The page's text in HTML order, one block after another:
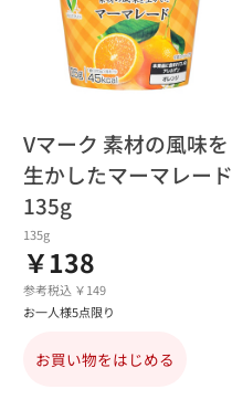
Vマーク 素材の風味を
生かしたマーマレード
135g
135g
￥138
参考税込 ￥149
お一人様5点限り
お買い物をはじめる